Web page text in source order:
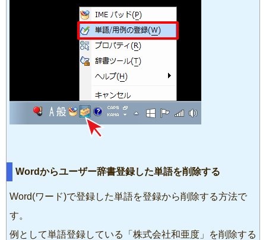
Wordからユーザー辞書登録した単語を削除する
Word(ワード)で登録した単語を登録から削除する方法で
す。
例として単語登録している「株式会社和亜度」を削除する